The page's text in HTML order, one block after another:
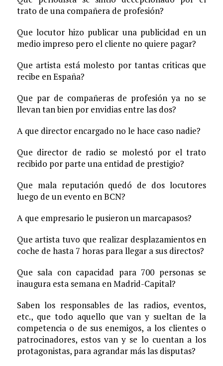
trato de una compañera de profesión?
Que locutor hizo publicar una publicidad en un
medio impreso pero el cliente no quiere pagar?
Que artista está molesto por tantas criticas que
recibe en España?
Que par de compañeras de profesión ya no se
llevan tan bien por envidias entre las dos?
A que director encargado no le hace caso nadie?
Que director de radio se molestó por el trato
recibido por parte una entidad de prestigio?
Que mala reputación quedó de dos locutores
luego de un evento en BCN?
A que empresario le pusieron un marcapasos?
Que artista tuvo que realizar desplazamientos en
coche de hasta 7 horas para llegar a sus directos?
Que sala con capacidad para 700 personas se
inaugura esta semana en Madrid-Capital?
Saben los responsables de las radios, eventos,
etc., que todo aquello que van y sueltan de la
competencia o de sus enemigos, a los clientes o
patrocinadores, estos van y se lo cuentan a los
protagonistas, para agrandar más las disputas?